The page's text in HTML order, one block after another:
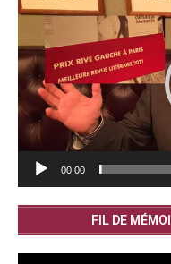
vidéo
00:00
FIL DE